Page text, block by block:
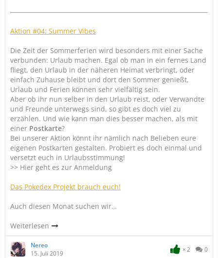
Aktion #04: Summer Vibes
Die Zeit der Sommerferien wird besonders mit einer Sache
verbunden: Urlaub machen. Egal ob man in ein fernes Land
fliegt, den Urlaub in der näheren Heimat verbringt, oder
einfach Zuhause bleibt und dort den Sommer genießt,
Urlaub und Ferien können sehr vielfältig sein.
Aber ob ihr nun selber in den Urlaub reist, oder Verwandte
und Freunde unterwegs sind, so gibt es doch viel zu
erzählen. Und wie kann man dies besser machen, als mit
einer Postkarte?
Bei unserer Aktion könnt ihr nämlich nach Belieben eure
eigenen Postkarten gestalten. Probiert es doch einmal und
versetzt euch in Urlaubsstimmung!
>> Hier geht es zur Anmeldung
Das Pokedex Projekt brauch euch!
Auch diesen Monat suchen wir…
Weiterlesen
Nereo
15. Juli 2019
2 0